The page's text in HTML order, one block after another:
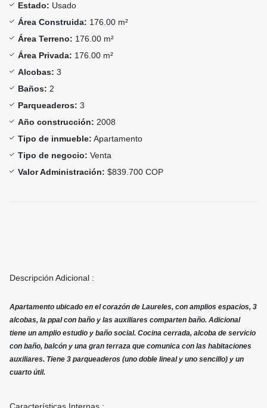
Estado: Usado
Área Construida: 176.00 m²
Área Terreno: 176.00 m²
Área Privada: 176.00 m²
Alcobas: 3
Baños: 2
Parqueaderos: 3
Año construcción: 2008
Tipo de inmueble: Apartamento
Tipo de negocio: Venta
Valor Administración: $839.700 COP
Descripción Adicional :
Apartamento ubicado en el corazón de Laureles, con amplios espacios, 3
alcobas, la ppal con baño y las auxiliares comparten baño. Adicional
tiene un amplio estudio y baño social. Cocina cerrada, alcoba de servicio
con baño, balcón y una gran terraza que comunica con las habitaciones
auxiliares. Tiene 3 parqueaderos (uno doble lineal y uno sencillo) y un
cuarto útil.